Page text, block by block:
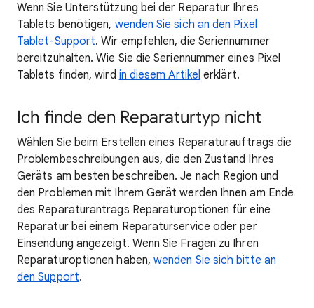
Wenn Sie Unterstützung bei der Reparatur Ihres
Tablets benötigen, wenden Sie sich an den Pixel
Tablet-Support. Wir empfehlen, die Seriennummer
bereitzuhalten. Wie Sie die Seriennummer eines Pixel
Tablets finden, wird in diesem Artikel erklärt.
Ich finde den Reparaturtyp nicht
Wählen Sie beim Erstellen eines Reparaturauftrags die
Problembeschreibungen aus, die den Zustand Ihres
Geräts am besten beschreiben. Je nach Region und
den Problemen mit Ihrem Gerät werden Ihnen am Ende
des Reparaturantrags Reparaturoptionen für eine
Reparatur bei einem Reparaturservice oder per
Einsendung angezeigt. Wenn Sie Fragen zu Ihren
Reparaturoptionen haben,wenden Sie sich bitte an
den Support.